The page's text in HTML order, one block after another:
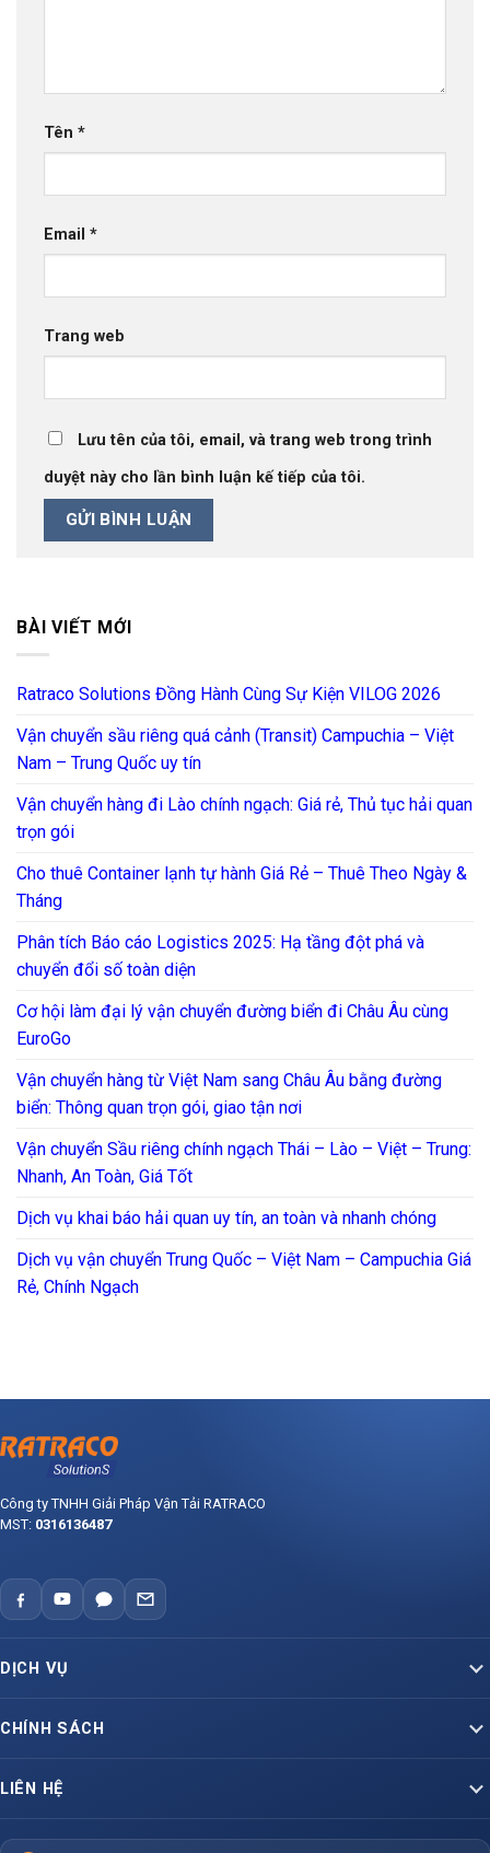
Tên *
Email *
Trang web
Lưu tên của tôi, email, và trang web trong trình
duyệt này cho lần bình luận kế tiếp của tôi.
BÀI VIẾT MỚI
Ratraco Solutions Đồng Hành Cùng Sự Kiện VILOG 2026
Vận chuyển sầu riêng quá cảnh (Transit) Campuchia – Việt
Nam – Trung Quốc uy tín
Vận chuyển hàng đi Lào chính ngạch: Giá rẻ, Thủ tục hải quan
trọn gói
Cho thuê Container lạnh tự hành Giá Rẻ – Thuê Theo Ngày &
Tháng
Phân tích Báo cáo Logistics 2025: Hạ tầng đột phá và
chuyển đổi số toàn diện
Cơ hội làm đại lý vận chuyển đường biển đi Châu Âu cùng
EuroGo
Vận chuyển hàng từ Việt Nam sang Châu Âu bằng đường
biển: Thông quan trọn gói, giao tận nơi
Vận chuyển Sầu riêng chính ngạch Thái – Lào – Việt – Trung:
Nhanh, An Toàn, Giá Tốt
Dịch vụ khai báo hải quan uy tín, an toàn và nhanh chóng
Dịch vụ vận chuyển Trung Quốc – Việt Nam – Campuchia Giá
Rẻ, Chính Ngạch
Công ty TNHH Giải Pháp Vận Tải RATRACO
MST: 0316136487
DỊCH VỤ
Vận Tải Container Bắc – Nam
Vận Tải Container Lạnh
Container Liên Vận Quốc Tế
CHÍNH SÁCH
Báo giá dịch vụ vận tải
Hợp đồng vận chuyển mẫu
LIÊN HỆ